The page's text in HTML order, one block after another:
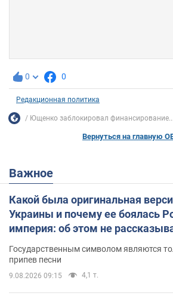
0 0
Редакционная политика
Ющенко заблокировал финансирование...
Вернуться на главную
Важное
Какой была оригинальная
Украины и почему ее боялась
империя: об этом не
Государственным символом являются
припев песни
9.08.2026 09:15 4,1 т.